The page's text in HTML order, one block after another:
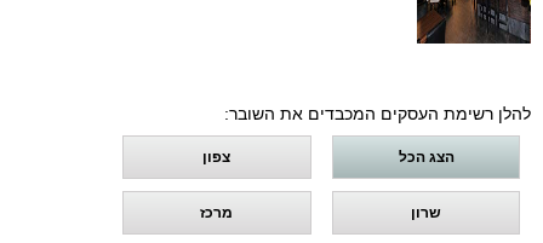
להלן רשימת העסקים המכבדים את השובר:
הצג הכל צפון
שרון מרכז